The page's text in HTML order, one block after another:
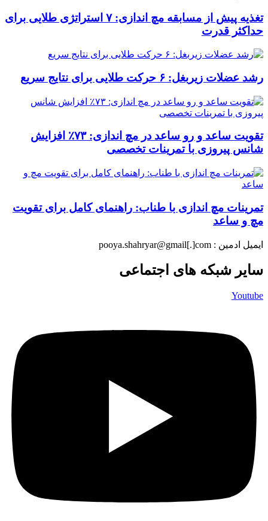
تغذیه پیش از مسابقه مچ اندازی: ۷ استراتژی طلایی برای
حداکثر قدرت
رشد عضلات زیربغل: ۶ حرکت طلایی برای نتایج سریع
تقویت ساعد و رو ساعد در مچ اندازی: ۷۳٪ افزایش
شانس پیروزی با تمرینات تخصصی
تمرینات مچ اندازی با طناب: راهنمای کامل برای تقویت
مچ و ساعد
ایمیل ادمین : pooya.shahryar@gmail[.]com
سایر شبکه های اجتماعی
Youtube